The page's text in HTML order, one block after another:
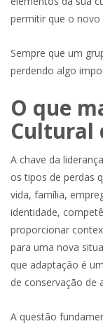
permitir que o novo
Sempre que um
perdendo algo
O que
Cultural
A chave da
os tipos de perdas
vida, família,
identidade,
proporcionar
para uma nova
que adaptação é
de conservação de
A questão